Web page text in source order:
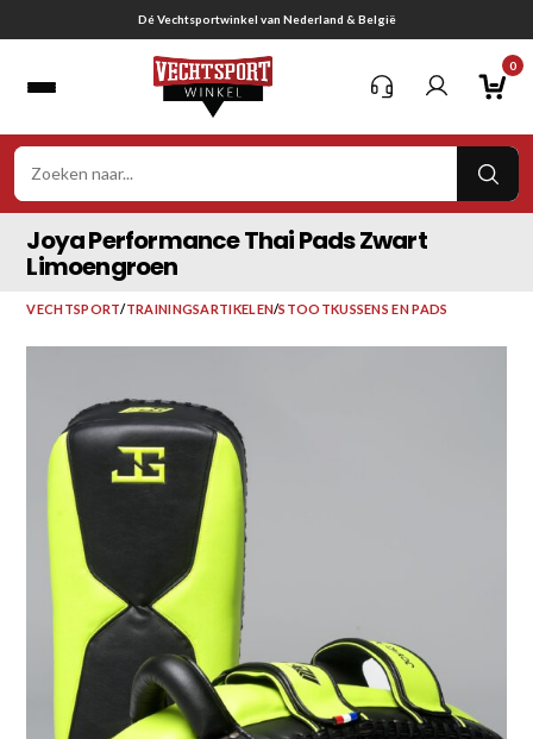
naar
Gratis verzending vanaf € 75,-
0
Joya Performance Thai Pads Zwart
Limoengroen
VECHTSPORT/TRAININGSARTIKELEN/STOOTKUSSENS EN PADS